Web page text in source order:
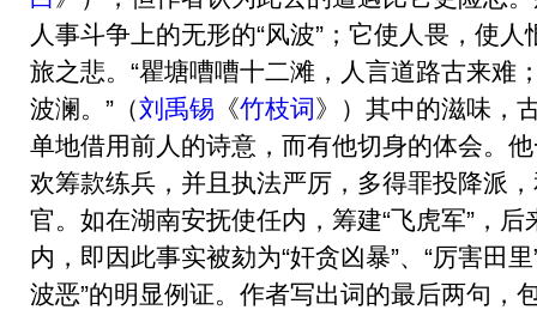
人事斗争上的无形的“风波”；它使人畏，使
旅之悲。“瞿塘嘈嘈十二滩，人言道路古来难
波澜。”（刘禹锡 《竹枝词》）其中的滋味，
单地借用前人的诗意，而有他切身的体会。
欢筹款练兵，并且执法严厉，多得罪投降派
官。如在湖南安抚使任内，筹建“飞虎军”，
内，即因此事实被劾为“奸贪凶暴”、“厉害田
波恶”的明显例证。作者写出词的最后两句，